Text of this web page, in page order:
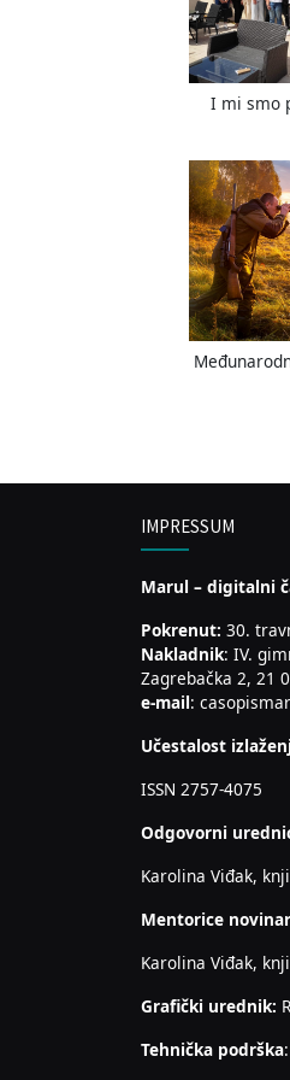
o
s
t
I mi smo
IMPRESSUM
Marul – digitalni
Pokrenut: 30.
Nakladnik: IV.
Zagrebačka 2, 21
e-mail:
Učestalost
ISSN 2757-4075
Odgovorni
Karolina Viđak,
Mentorice
Karolina Viđak,
Grafički urednik:
Tehnička podrška